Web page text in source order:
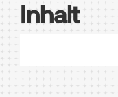
Inhalt